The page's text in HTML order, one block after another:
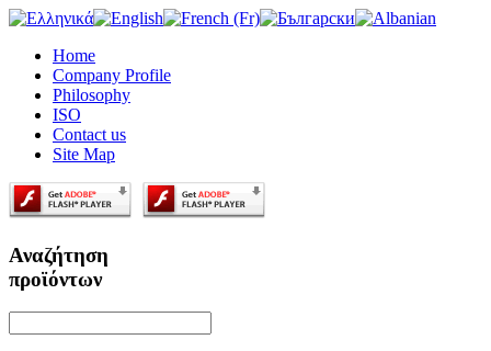
Home
Company Profile
Philosophy
ISO
Contact us
Site Map
Αναζήτηση
προϊόντων